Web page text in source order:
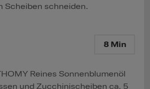
Scheiben schneiden.
8 Min
Reines Sonnenblumenöl
und Zucchinischeiben ca. 5